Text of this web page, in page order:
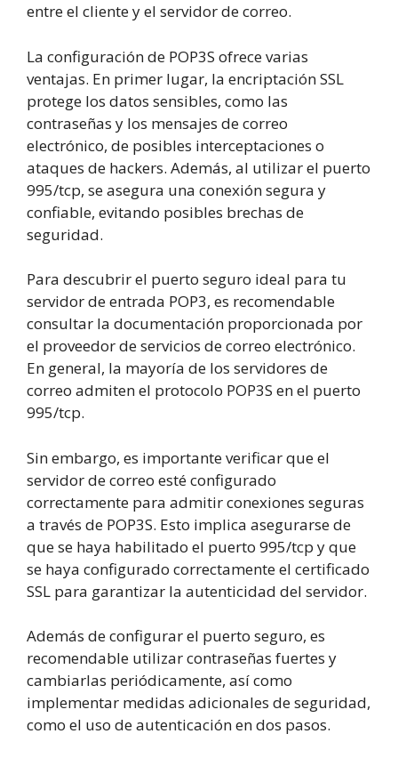
entre el cliente y el servidor de correo.
La configuración de POP3S ofrece varias
ventajas. En primer lugar, la encriptación SSL
protege los datos sensibles, como las
contraseñas y los mensajes de correo
electrónico, de posibles interceptaciones o
ataques de hackers. Además, al utilizar el puerto
995/tcp, se asegura una conexión segura y
confiable, evitando posibles brechas de
seguridad.
Para descubrir el puerto seguro ideal para tu
servidor de entrada POP3, es recomendable
consultar la documentación proporcionada por
el proveedor de servicios de correo electrónico.
En general, la mayoría de los servidores de
correo admiten el protocolo POP3S en el puerto
995/tcp.
Sin embargo, es importante verificar que el
servidor de correo esté configurado
correctamente para admitir conexiones seguras
a través de POP3S. Esto implica asegurarse de
que se haya habilitado el puerto 995/tcp y que
se haya configurado correctamente el certificado
SSL para garantizar la autenticidad del servidor.
Además de configurar el puerto seguro, es
recomendable utilizar contraseñas fuertes y
cambiarlas periódicamente, así como
implementar medidas adicionales de seguridad,
como el uso de autenticación en dos pasos.